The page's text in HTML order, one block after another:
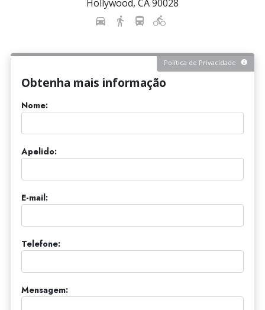
Hollywood, CA90028
Política de Privacidade
Obtenha mais informação
Nome:
Apelido:
E-mail:
Telefone:
Mensagem: